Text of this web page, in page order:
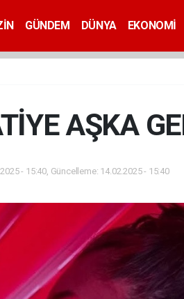
GÜNDEM DÜNYA EKONOMİ
AŞKA
- 15:40, Güncelleme: 14.02.2025 - 15:40